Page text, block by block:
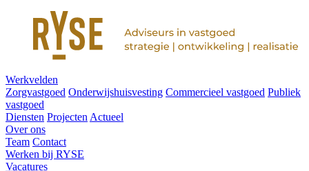
Werkvelden
Zorgvastgoed Onderwijshuisvesting Commercieel vastgoed Publiek
vastgoed
Diensten Projecten Actueel
Over ons
Team Contact
Werken bij RYSE
Vacatures